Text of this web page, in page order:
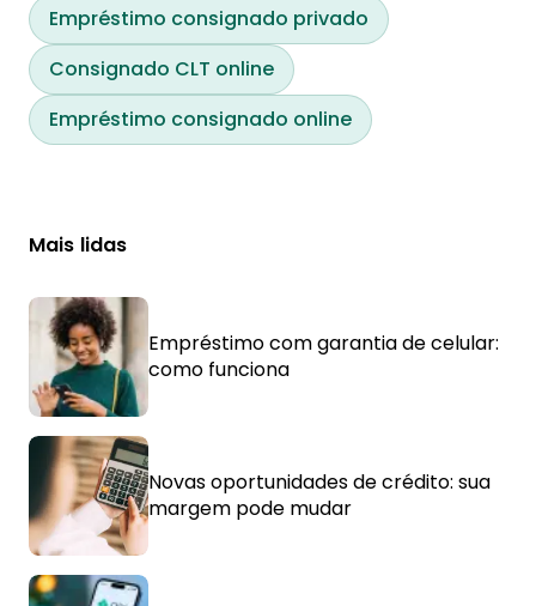
Empréstimo consignado privado
Consignado CLT online
Empréstimo consignado online
Mais lidas
Empréstimo com garantia de celular:
como funciona
Novas oportunidades de crédito: sua
margem pode mudar